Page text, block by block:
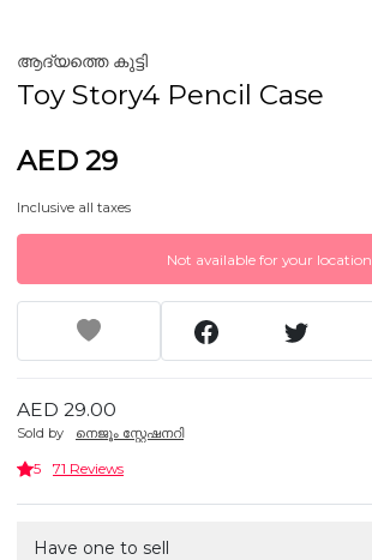
ആദ്യത്തെ കുട്ടി
Toy Story4 Pencil Case
AED 29
Inclusive all taxes
Not available for your location
AED 29.00
Sold by നെജൂം സ്റ്റേഷനറി
5 71 Reviews
Have one to sell